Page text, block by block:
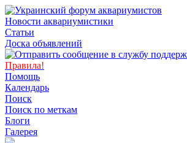
Новости аквариумистики
Статьи
Доска объявлений
Правила!
Помощь
Календарь
Поиск
Поиск по меткам
Блоги
Галерея